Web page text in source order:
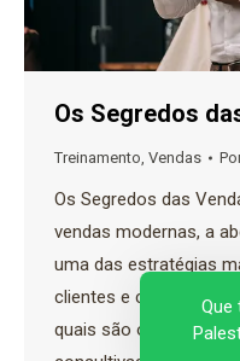
Os Segredos
Treinamento, Vendas
Os Segredos das
vendas modernas, a
uma das estratégias
clientes e construir
quais são os
Que